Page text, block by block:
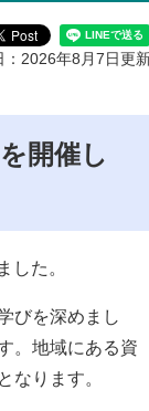
：2026年8月7日更
開催し
した。
びを深めまし
。地域にある資
なります。